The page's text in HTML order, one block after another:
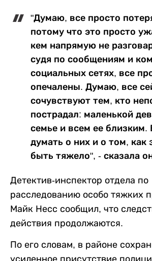
"Думаю, все просто
потому что это просто
кем напрямую не
судя по сообщениям и
социальных сетях, все
опечалены. Думаю, все
сочувствуют тем, кто
пострадал: маленькой
семье и всем ее близким.
думать о них и о том, как
быть тяжело", - сказала
Детектив-инспектор отдела по
расследованию особо тяжких
Майк Несс сообщил, что
действия продолжаются.
По его словам, в районе